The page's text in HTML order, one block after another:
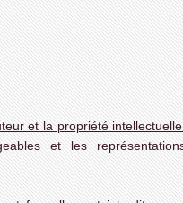
et la propriété
et les